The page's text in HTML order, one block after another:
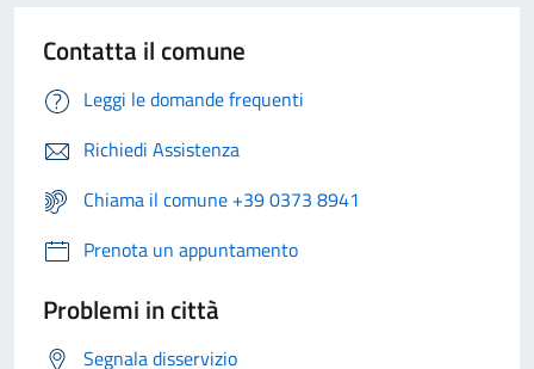
Contatta il comune
Leggi le domande frequenti
Richiedi Assistenza
Chiama il comune +39 0373 8941
Prenota un appuntamento
Problemi in città
Segnala disservizio